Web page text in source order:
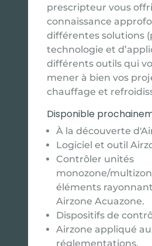
prescripteur vous
connaissance
différentes solutions
technologie et
différents outils qui
mener à bien vos
chauffage et
Disponible
À la découverte
Logiciel et outil
Contrôler unités
monozone/
éléments
Airzone Acuazone.
Dispositifs de
Airzone appliqué
réglementations.